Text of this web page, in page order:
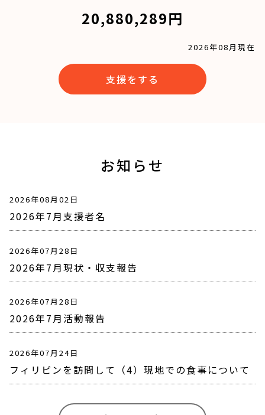
20,880,289円
2026年08月現在
支援をする
お知らせ
2026年08月02日
2026年7月支援者名
2026年07月28日
2026年7月現状・収支報告
2026年07月28日
2026年7月活動報告
2026年07月24日
フィリピンを訪問して（4）現地での食事について